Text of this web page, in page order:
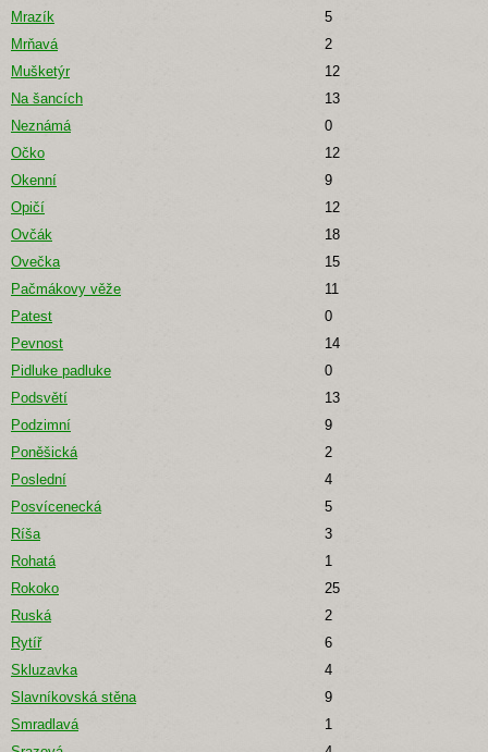
Mrazík
5
Mrňavá
2
Mušketýr
12
Na šancích
13
Neznámá
0
Očko
12
Okenní
9
Opičí
12
Ovčák
18
Ovečka
15
Pačmákovy věže
11
Patest
0
Pevnost
14
Pidluke padluke
0
Podsvětí
13
Podzimní
9
Poněšická
2
Poslední
4
Posvícenecká
5
Ríša
3
Rohatá
1
Rokoko
25
Ruská
2
Rytíř
6
Skluzavka
4
Slavníkovská stěna
9
Smradlavá
1